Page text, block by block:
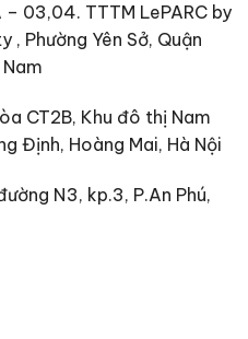
– 03,04. TTTM LePARC by
Phường Yên Sở, Quận
CT2B, Khu đô thị Nam
Định, Hoàng Mai, Hà Nội
N3, kp.3, P.An Phú,